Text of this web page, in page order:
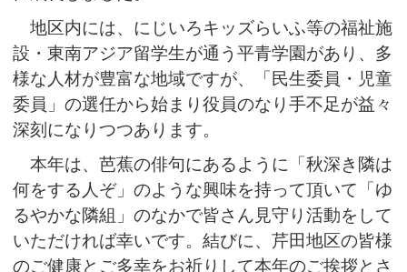
地区内には、にじいろキッズらいふ等の福祉施
設・東南アジア留学生が通う平青学園があり、多
様な人材が豊富な地域ですが、「民生委員・児童
委員」の選任から始まり役員のなり手不足が益々
深刻になりつつあります。
本年は、芭蕉の俳句にあるように「秋深き隣は
何をする人ぞ」のような興味を持って頂いて「ゆ
るやかな隣組」のなかで皆さん見守り活動をして
いただければ幸いです。結びに、芹田地区の皆様
のご健康とご多幸をお祈りして本年のご挨拶とさ